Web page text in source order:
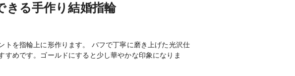
きる手作り結婚指輪
を指輪上に形作ります。 バフで丁寧に磨き上げた光沢仕
すめです。ゴールドにすると少し華やかな印象になりま